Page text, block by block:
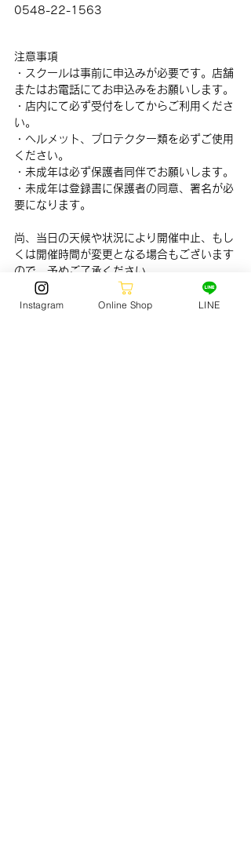
0548-22-1563
注意事項
・スクールは事前に申込みが必要です。店舗
またはお電話にてお申込みをお願いします。
・店内にて必ず受付をしてからご利用くださ
い。
・ヘルメット、プロテクター類を必ずご使用
ください。
・未成年は必ず保護者同伴でお願いします。
・未成年は登録書に保護者の同意、署名が必
要になります。
尚、当日の天候や状況により開催中止、もし
くは開催時間が変更となる場合もございます
ので、予めご了承ください。
Instagram Online Shop LINE